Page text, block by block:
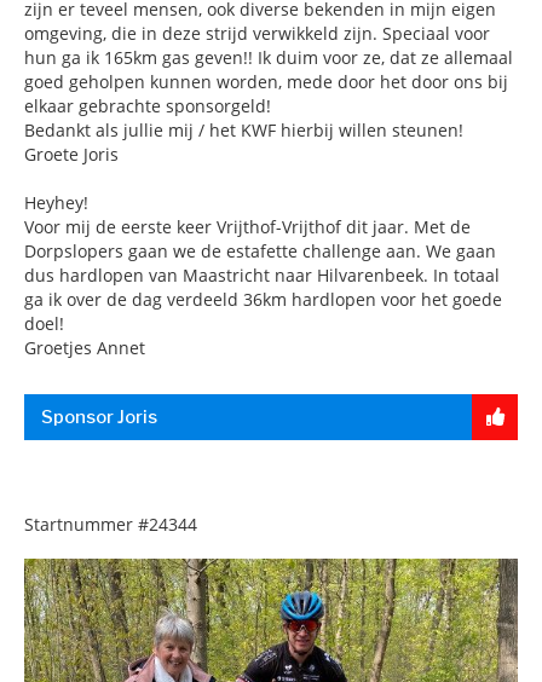
zijn er teveel mensen, ook diverse bekenden in mijn eigen
omgeving, die in deze strijd verwikkeld zijn. Speciaal voor
hun ga ik 165km gas geven!! Ik duim voor ze, dat ze allemaal
goed geholpen kunnen worden, mede door het door ons bij
elkaar gebrachte sponsorgeld!
Bedankt als jullie mij / het KWF hierbij willen steunen!
Groete Joris
Heyhey!
Voor mij de eerste keer Vrijthof-Vrijthof dit jaar. Met de
Dorpslopers gaan we de estafette challenge aan. We gaan
dus hardlopen van Maastricht naar Hilvarenbeek. In totaal
ga ik over de dag verdeeld 36km hardlopen voor het goede
doel!
Groetjes Annet
Sponsor Joris
Startnummer #24344